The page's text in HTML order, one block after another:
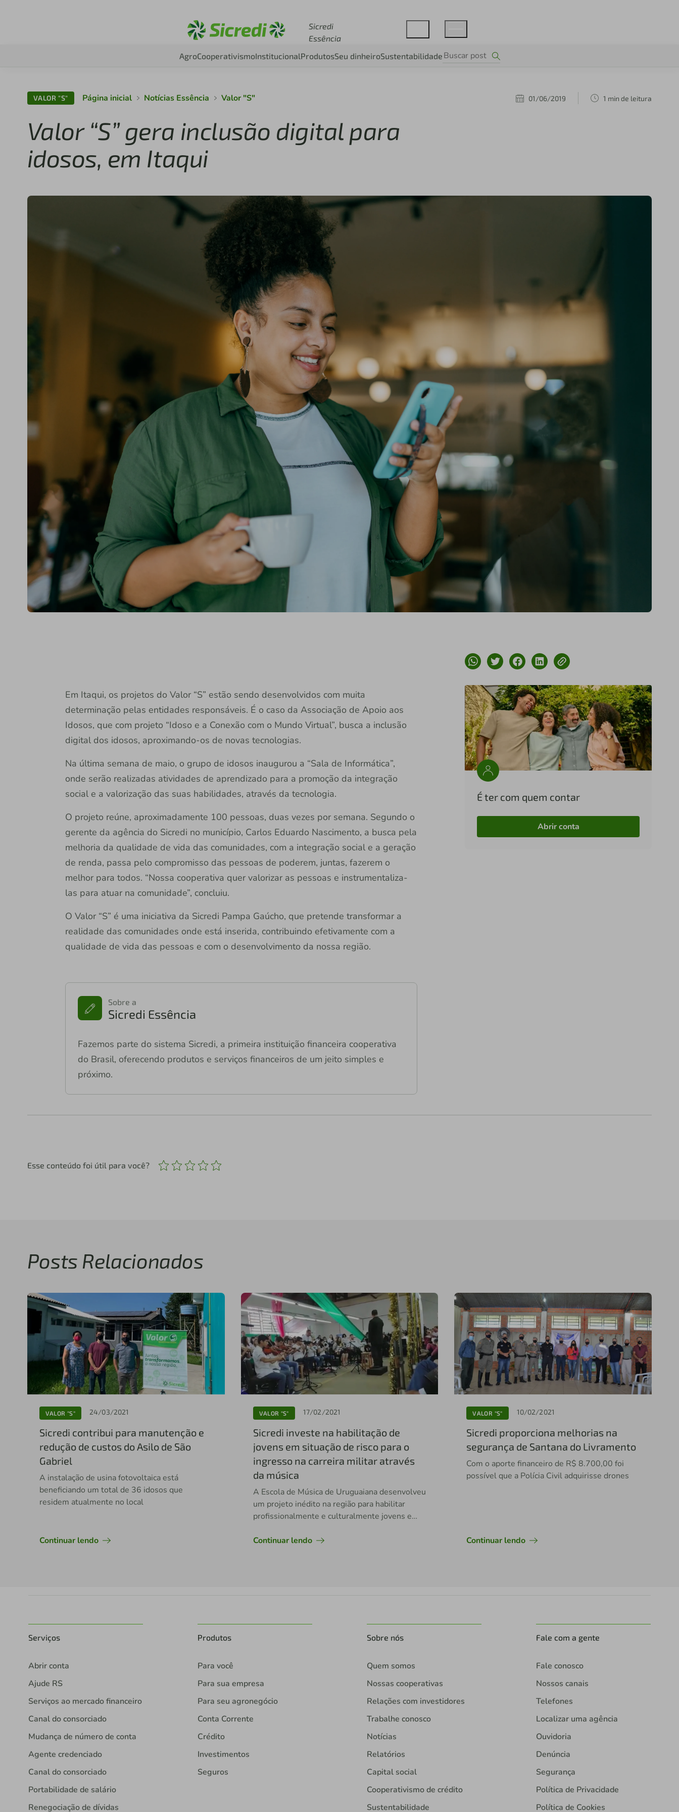
Sicredi
Essência
AgroCooperativismoInstitucionalProdutosSeu dinheiroSustentabilidade
VALOR "S" Página inicial Notícias Essência Valor "S" 01/06/2019 1 min de leitura
Valor “S” gera inclusão digital para
idosos, em Itaqui
Em Itaqui, os projetos do Valor “S” estão sendo desenvolvidos com muita
determinação pelas entidades responsáveis. É o caso da Associação de Apoio aos
Idosos, que com projeto “Idoso e a Conexão com o Mundo Virtual”, busca a inclusão
digital dos idosos, aproximando-os de novas tecnologias.
Na última semana de maio, o grupo de idosos inaugurou a “Sala de Informática”,
onde serão realizadas atividades de aprendizado para a promoção da integração
social e a valorização das suas habilidades, através da tecnologia.
O projeto reúne, aproximadamente 100 pessoas, duas vezes por semana. Segundo o
gerente da agência do Sicredi no município, Carlos Eduardo Nascimento, a busca pela
melhoria da qualidade de vida das comunidades, com a integração social e a geração
de renda, passa pelo compromisso das pessoas de poderem, juntas, fazerem o
melhor para todos. “Nossa cooperativa quer valorizar as pessoas e instrumentaliza-
las para atuar na comunidade”, concluiu.
O Valor “S” é uma iniciativa da Sicredi Pampa Gaúcho, que pretende transformar a
realidade das comunidades onde está inserida, contribuindo efetivamente com a
qualidade de vida das pessoas e com o desenvolvimento da nossa região.
Sobre a
Sicredi Essência
Fazemos parte do sistema Sicredi, a primeira instituição financeira cooperativa
do Brasil, oferecendo produtos e serviços financeiros de um jeito simples e
próximo.
É ter com quem contar
Abrir conta
Esse conteúdo foi útil para você?
Posts Relacionados
VALOR "S" 24/03/2021
Sicredi contribui para manutenção e
redução de custos do Asilo de São
Gabriel
A instalação de usina fotovoltaica está
beneficiando um total de 36 idosos que
residem atualmente no local
Continuar lendo
VALOR "S" 17/02/2021
Sicredi investe na habilitação de
jovens em situação de risco para o
ingresso na carreira militar através
da música
A Escola de Música de Uruguaiana desenvolveu
um projeto inédito na região para habilitar
profissionalmente e culturalmente jovens e
Continuar lendo
VALOR "S" 10/02/2021
Sicredi proporciona melhorias na
segurança de Santana do Livramento
Com o aporte financeiro de R$ 8.700,00 foi
possível que a Polícia Civil adquirisse drones
Continuar lendo
Serviços
Abrir conta
Ajude RS
Serviços ao mercado financeiro
Canal do consorciado
Mudança de número de conta
Agente credenciado
Canal do consorciado
Portabilidade de salário
Renegociação de dívidas
Produtos
Para você
Para sua empresa
Para seu agronegócio
Conta Corrente
Crédito
Investimentos
Seguros
Sobre nós
Quem somos
Nossas cooperativas
Relações com investidores
Trabalhe conosco
Notícias
Relatórios
Capital social
Cooperativismo de crédito
Sustentabilidade
Fale com a gente
Fale conosco
Nossos canais
Telefones
Localizar uma agência
Ouvidoria
Denúncia
Segurança
Política de Privacidade
Política de Cookies